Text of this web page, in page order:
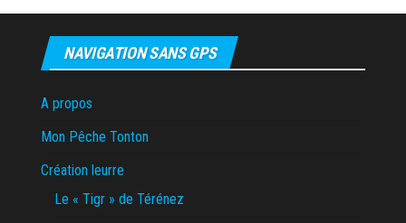
NAVIGATION SANS GPS
A propos
Mon Pêche Tonton
Création leurre
Le « Tigr » de Térénez